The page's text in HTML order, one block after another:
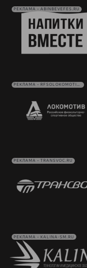
РЕКЛАМА • ABINBEVEFES.RU
РЕКЛАМА • RFSOLOKOMOTIV.RU
РЕКЛАМА • TRANSVOC.RU
РЕКЛАМА • KALINA-SM.RU